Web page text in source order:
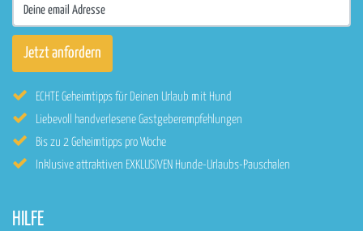
ECHTE Geheimtipps für Deinen Urlaub mit Hund
Liebevoll handverlesene Gastgeberempfehlungen
Bis zu 2 Geheimtipps pro Woche
Inklusive attraktiven EXKLUSIVEN Hunde-Urlaubs-Pauschalen
HILFE